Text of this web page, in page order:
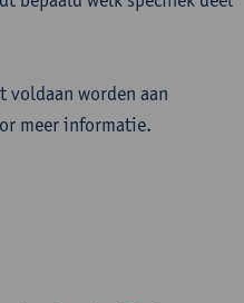
voldaan worden aan
meer informatie.